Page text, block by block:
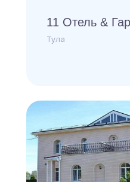
11 Отель &
Тула